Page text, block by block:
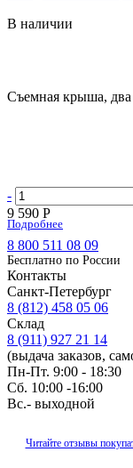
В наличии
Съемная крыша, два
-
9 590 Р
Подробнее
8 800 511 08 09
Бесплатно по Роcсии
Контакты
Санкт-Петербург
8 (812) 458 05 06
Склад
8 (911) 927 21 14
(выдача заказов,
Пн-Пт. 9:00 - 18:30
Сб. 10:00 -16:00
Вс.- выходной
Читайте отзывы